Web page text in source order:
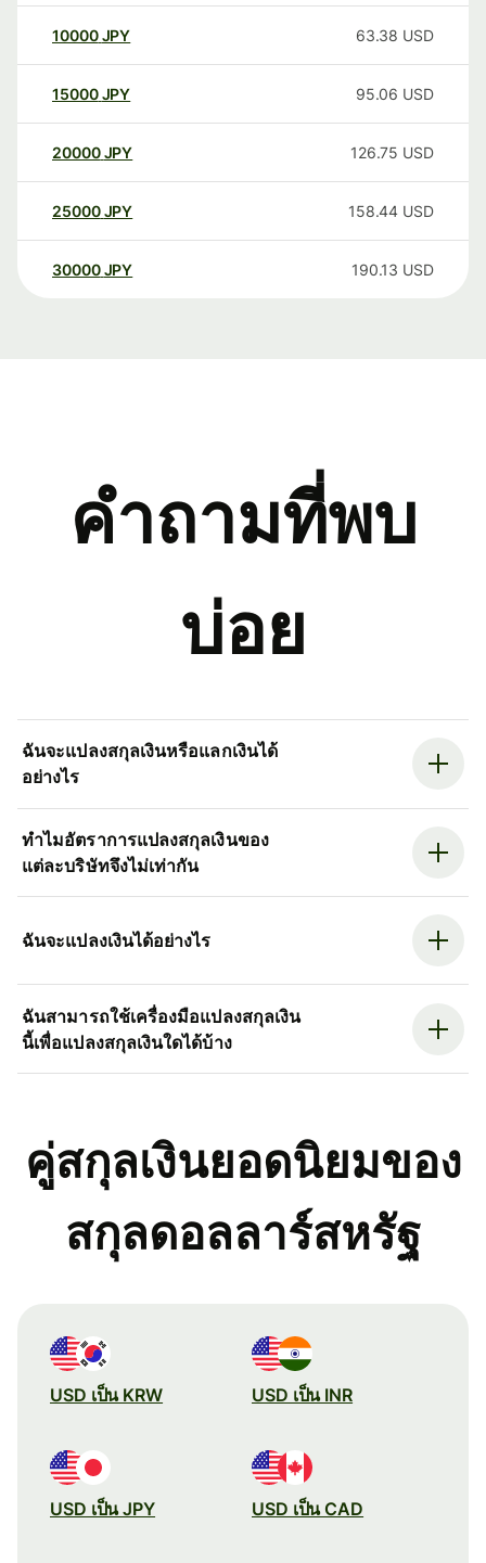
10000 JPY 63.38 USD
15000 JPY 95.06 USD
20000 JPY 126.75 USD
25000 JPY 158.44 USD
30000 JPY 190.13 USD
คำถามที่พบ
บ่อย
ฉันจะแปลงสกุลเงินหรือแลกเงินได้
อย่างไร
ทำไมอัตราการแปลงสกุลเงินของ
แต่ละบริษัทจึงไม่เท่ากัน
ฉันจะแปลงเงินได้อย่างไร
ฉันสามารถใช้เครื่องมือแปลงสกุลเงิน
นี้เพื่อแปลงสกุลเงินใดได้บ้าง
คู่สกุลเงินยอดนิยมของ
สกุลดอลลาร์สหรัฐ
USD เป็น KRW USD เป็น INR
USD เป็น JPY USD เป็น CAD